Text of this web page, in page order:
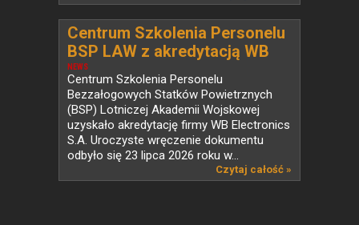
NEWS
Centrum Szkolenia Personelu
BSP LAW z akredytacją WB
Electronics
Centrum Szkolenia Personelu
Bezzałogowych Statków Powietrznych
(BSP) Lotniczej Akademii Wojskowej
uzyskało akredytację firmy WB Electronics
S.A. Uroczyste wręczenie dokumentu
odbyło się 23 lipca 2026 roku w...
Czytaj całość »